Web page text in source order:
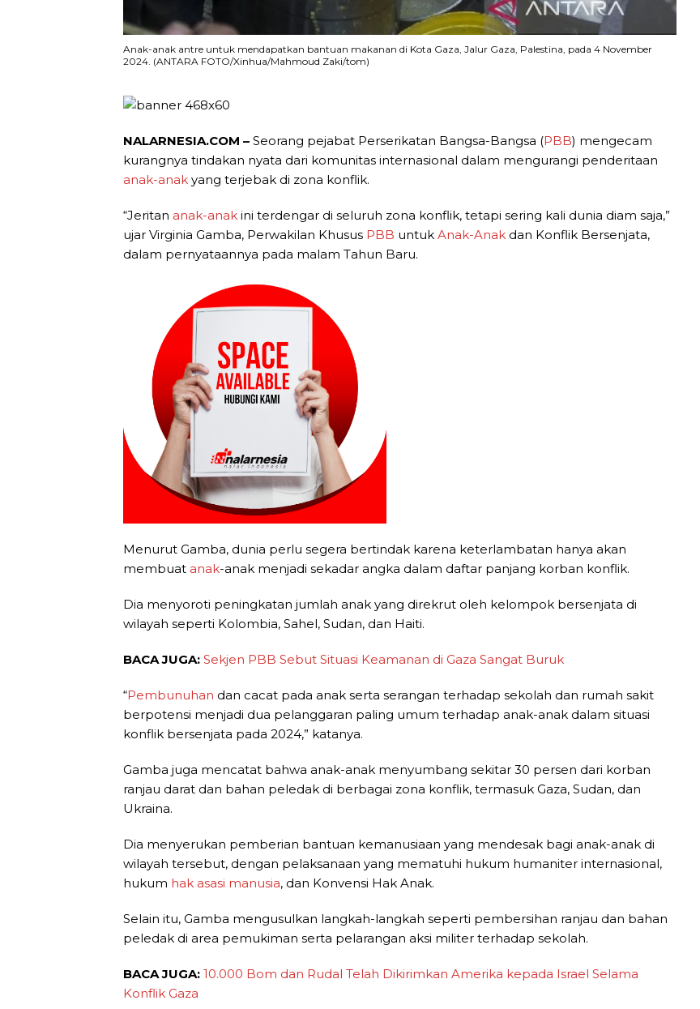
Anak-anak antre untuk mendapatkan bantuan makanan di Kota Gaza, Jalur Gaza, Palestina, pada 4 November
2024. (ANTARA FOTO/Xinhua/Mahmoud Zaki/tom)
NALARNESIA.COM – Seorang pejabat Perserikatan Bangsa-Bangsa (PBB) mengecam
kurangnya tindakan nyata dari komunitas internasional dalam mengurangi penderitaan
anak-anak yang terjebak di zona konflik.
“Jeritan anak-anak ini terdengar di seluruh zona konflik, tetapi sering kali dunia diam saja,”
ujar Virginia Gamba, Perwakilan Khusus PBB untuk Anak-Anak dan Konflik Bersenjata,
dalam pernyataannya pada malam Tahun Baru.
Menurut Gamba, dunia perlu segera bertindak karena keterlambatan hanya akan
membuat anak-anak menjadi sekadar angka dalam daftar panjang korban konflik.
Dia menyoroti peningkatan jumlah anak yang direkrut oleh kelompok bersenjata di
wilayah seperti Kolombia, Sahel, Sudan, dan Haiti.
BACA JUGA: Sekjen PBB Sebut Situasi Keamanan di Gaza Sangat Buruk
“Pembunuhan dan cacat pada anak serta serangan terhadap sekolah dan rumah sakit
berpotensi menjadi dua pelanggaran paling umum terhadap anak-anak dalam situasi
konflik bersenjata pada 2024,” katanya.
Gamba juga mencatat bahwa anak-anak menyumbang sekitar 30 persen dari korban
ranjau darat dan bahan peledak di berbagai zona konflik, termasuk Gaza, Sudan, dan
Ukraina.
Dia menyerukan pemberian bantuan kemanusiaan yang mendesak bagi anak-anak di
wilayah tersebut, dengan pelaksanaan yang mematuhi hukum humaniter internasional,
hukum hak asasi manusia, dan Konvensi Hak Anak.
Selain itu, Gamba mengusulkan langkah-langkah seperti pembersihan ranjau dan bahan
peledak di area pemukiman serta pelarangan aksi militer terhadap sekolah.
BACA JUGA: 10.000 Bom dan Rudal Telah Dikirimkan Amerika kepada Israel Selama
Konflik Gaza